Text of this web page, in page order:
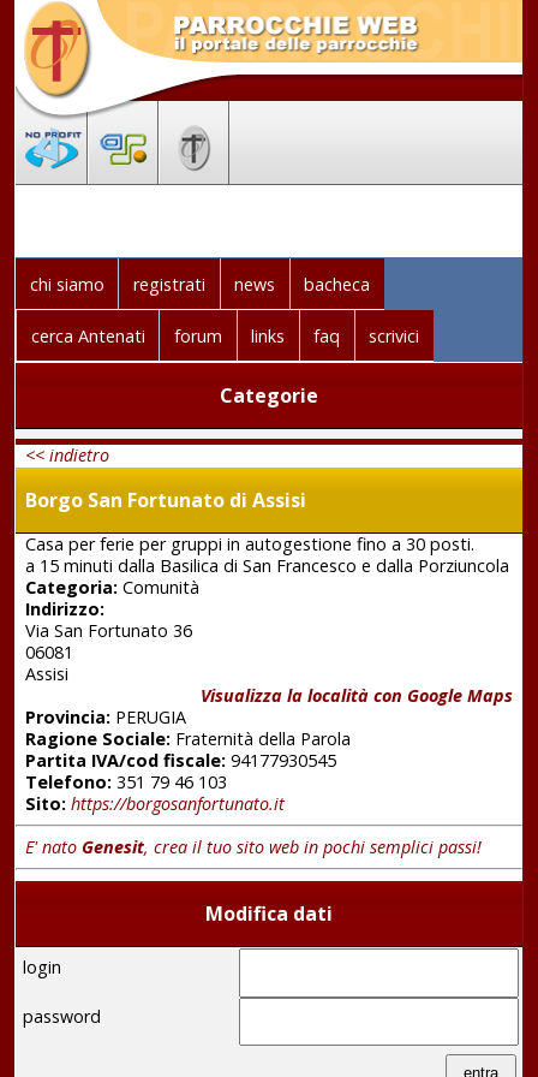
chi siamo registrati news bacheca
cerca Antenati forum links faq scrivici
Categorie
<< indietro
Borgo San Fortunato di Assisi
Casa per ferie per gruppi in autogestione fino a 30 posti.
a 15 minuti dalla Basilica di San Francesco e dalla Porziuncola
Categoria:Comunità
Indirizzo:
Via San Fortunato 36
06081
Assisi
Visualizza la località con Google Maps
Provincia:PERUGIA
Ragione Sociale:Fraternità della Parola
Partita IVA/cod fiscale:94177930545
Telefono:351 79 46 103
Sito: https://borgosanfortunato.it
E' nato Genesit, crea il tuo sito web in pochi semplici passi!
Modifica dati
login
password